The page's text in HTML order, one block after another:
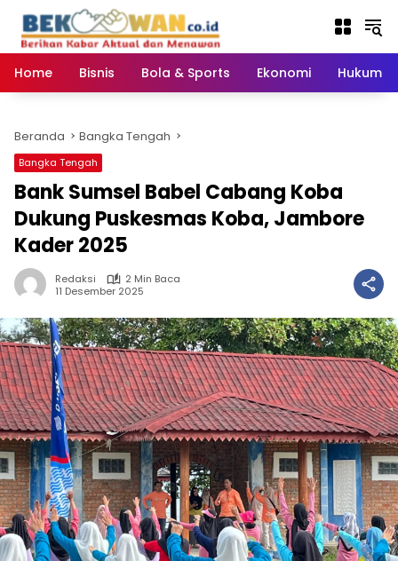
konten
Home
Bisnis Bola & Sports Ekonomi Hukum
Beranda Bangka Tengah
Bangka Tengah
Bank Sumsel Babel Cabang Koba
Dukung Puskesmas Koba, Jambore
Kader 2025
Redaksi
2 Min Baca
11 Desember 2025